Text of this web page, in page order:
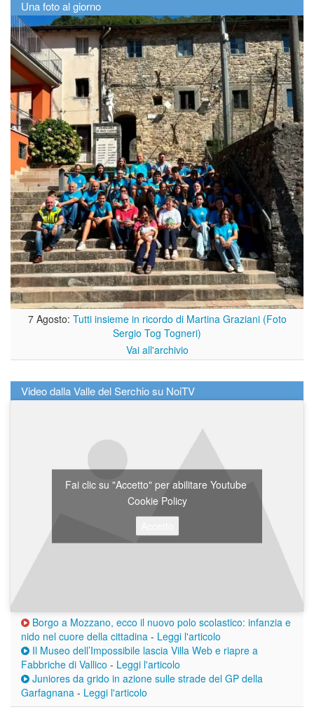
Una foto al giorno
7 Agosto: Tutti insieme in ricordo di Martina Graziani (Foto
Sergio Tog Togneri)
Vai all'archivio
Video dalla Valle del Serchio su NoiTV
Fai clic su "Accetto" per abilitare Youtube
Cookie Policy
Borgo a Mozzano, ecco il nuovo polo scolastico: infanzia e
nido nel cuore della cittadina - Leggi l'articolo
Il Museo dell’Impossibile lascia Villa Web e riapre a
Fabbriche di Vallico - Leggi l'articolo
Juniores da grido in azione sulle strade del GP della
Garfagnana - Leggi l'articolo